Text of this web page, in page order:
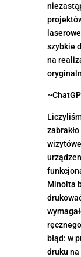
szybkie
na
Minolta
błąd: w
druku na